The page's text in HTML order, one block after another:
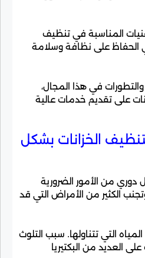
المناسبة في تنظيف
في الحفاظ على نظافة وسلامة
في هذا المجال،
على تقديم خدمات عالية
الخزانات بشكل
دوري من الأمور الضرورية
الكثير من الأمراض التي قد
التي تتناولها. سبب التلوث
على العديد من البكتيريا